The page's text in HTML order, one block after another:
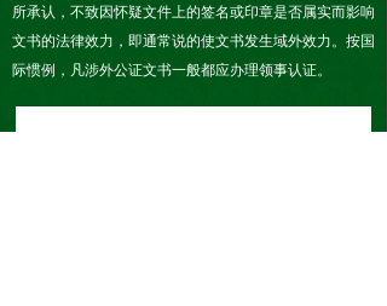
所承认，不致因怀疑文件上的签名或印章是否属实而影响
文书的法律效力，即通常说的使文书发生域外效力。按国
际惯例，凡涉外公证文书一般都应办理领事认证。